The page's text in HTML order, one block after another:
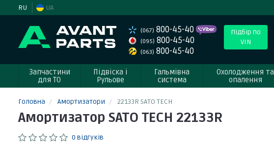
RU UA
(067) 800-45-40
(095) 800-45-40
(063) 800-45-40
Підбір по
VIN
Запчастини
для ТО
Підвіска і
Рульове
Гальмівна
система
Охолодження та
опалення
Головна Амортизатори 22133R SATO TECH
Амортизатор SATO TECH 22133R
0 відгуків